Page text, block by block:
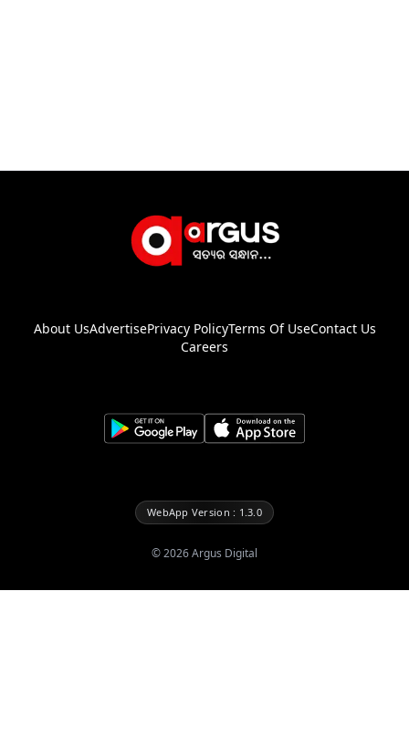
About UsAdvertisePrivacy PolicyTerms Of UseContact Us
Careers
WebApp Version : 1.3.0
©2026Argus Digital